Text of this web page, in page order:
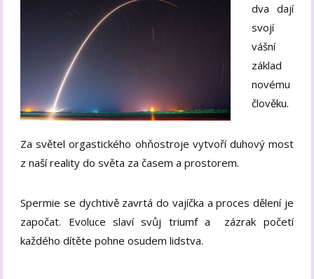
dva dají
svojí
vášní
základ
novému
člověku.
Za světel orgastického ohňostroje vytvoří duhový most
z naší reality do světa za časem a prostorem.
Spermie se dychtivě zavrtá do vajíčka a proces dělení je
započat. Evoluce slaví svůj triumf a zázrak početí
každého dítěte pohne osudem lidstva.